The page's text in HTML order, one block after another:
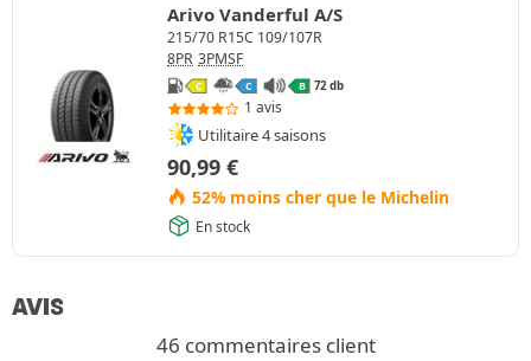
Arivo Vanderful A/S
215/70 R15C 109/107R
8PR 3PMSF
C C B 72 db
1 avis
Utilitaire 4 saisons
90,99 €
52% moins cher que le Michelin
En stock
AVIS
46 commentaires client